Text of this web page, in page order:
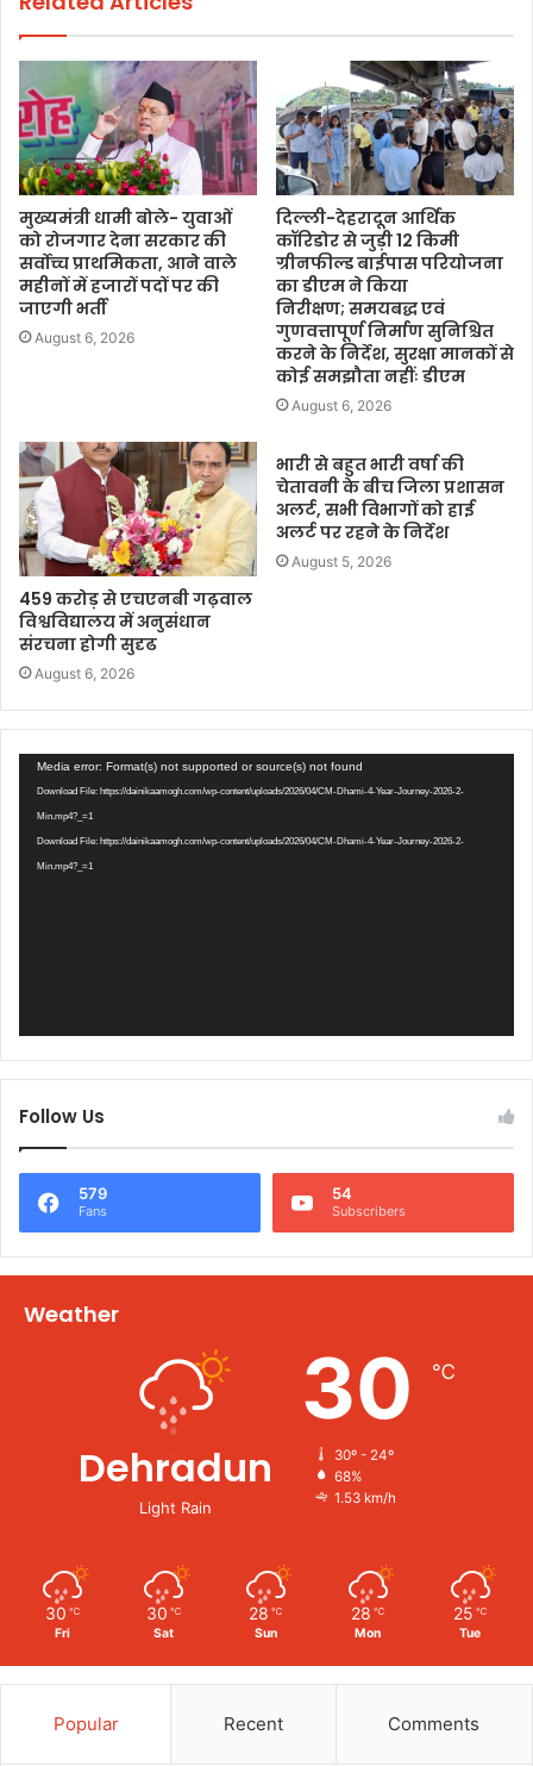
मुख्यमंत्री धामी बोले- युवाओं
को रोजगार देना सरकार की
सर्वोच्च प्राथमिकता, आने वाले
महीनों में हजारों पदों पर की
जाएगी भर्ती
August 6, 2026
दिल्ली-देहरादून आर्थिक
कॉरिडोर से जुड़ी 12 किमी
ग्रीनफील्ड बाईपास परियोजना
का डीएम ने किया
निरीक्षण; समयबद्ध एवं
गुणवत्तापूर्ण निर्माण सुनिश्चित
करने के निर्देश, सुरक्षा मानकों से
कोई समझौता नहींः डीएम
August 6, 2026
459 करोड़ से एचएनबी गढ़वाल
विश्वविद्यालय में अनुसंधान
संरचना होगी सुदृढ
August 6, 2026
भारी से बहुत भारी वर्षा की
चेतावनी के बीच जिला प्रशासन
अलर्ट, सभी विभागों को हाई
अलर्ट पर रहने के निर्देश
August 5, 2026
Video
Player
Media error: Format(s) not supported or source(s) not found
Download File: https://dainikaamogh.com/wp-content/uploads/2026/04/CM-Dhami-4-Year-Journey-2026-2-
Min.mp4?_=1
Download File: https://dainikaamogh.com/wp-content/uploads/2026/04/CM-Dhami-4-Year-Journey-2026-2-
Min.mp4?_=1
Follow Us
579
Fans
54
Subscribers
Weather
Dehradun
Light Rain
30 ℃
30º - 24º
68%
1.53 km/h
30 ℃
Fri
30 ℃
Sat
28 ℃
Sun
28 ℃
Mon
25 ℃
Tue
Popular Recent Comments